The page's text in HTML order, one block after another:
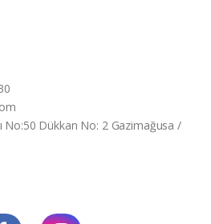
No:50 Dükkan No: 2 Gazimağusa /